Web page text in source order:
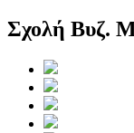
Σχολή Βυζ.